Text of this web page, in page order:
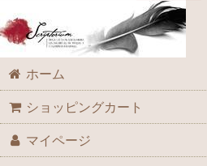
文法問題集・総合問題集
ボキャブラリー
リスニング・発音・会話
オーディオマガジン・Audiolibro
文章表現・手紙・正書法
ホーム
ショッピングカート
マイページ